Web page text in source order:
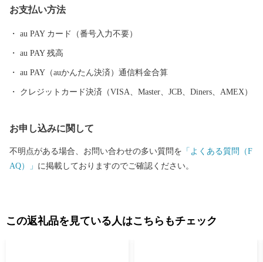
まなウォーター・ビーチ・マリンスポーツを楽しむことができ、
お支払い方法
au PAY カード（番号入力不要）
au PAY 残高
au PAY（auかんたん決済）通信料金合算
クレジットカード決済（VISA、Master、JCB、Diners、AMEX）
お申し込みに関して
不明点がある場合、お問い合わせの多い質問を 「よくある質問（F
AQ）」 に掲載しておりますのでご確認ください。
この返礼品を見ている人はこちらもチェック